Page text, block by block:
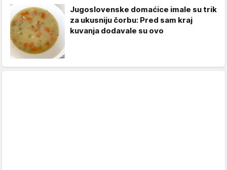
Jugoslovenske domaćice imale su trik
za ukusniju čorbu: Pred sam kraj
kuvanja dodavale su ovo